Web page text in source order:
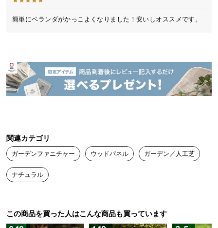
送
料
て
大
型
配
送
つ
中
簡単にベランダがかっこよくなりました！安いしオススメです。
関連カテゴリ
ガーデンファニチャー ウッドパネル ガーデン／人工芝
ナチュラル
この商品を買った人はこんな商品も買っています